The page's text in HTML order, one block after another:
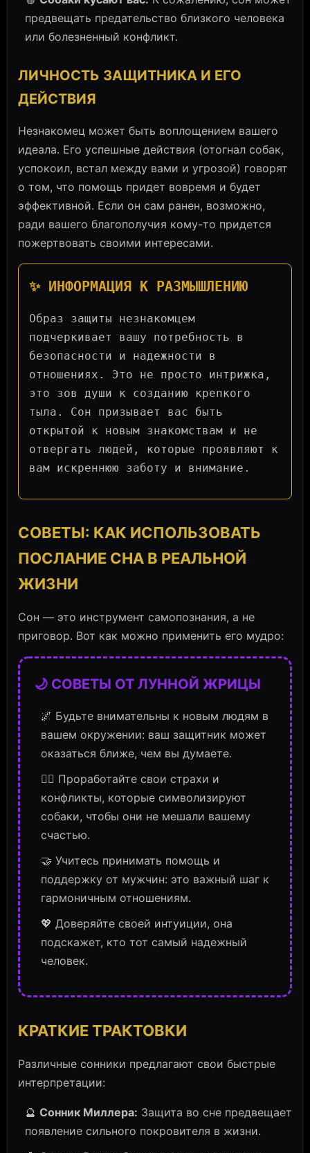
предвещать предательство близкого человека
или болезненный конфликт.
ЛИЧНОСТЬ ЗАЩИТНИКА И ЕГО
ДЕЙСТВИЯ
Незнакомец может быть воплощением вашего
идеала. Его успешные действия (отогнал собак,
успокоил, встал между вами и угрозой) говорят
о том, что помощь придет вовремя и будет
эффективной. Если он сам ранен, возможно,
ради вашего благополучия кому-то придется
пожертвовать своими интересами.
✨ ИНФОРМАЦИЯ К РАЗМЫШЛЕНИЮ
Образ защиты незнакомцем
подчеркивает вашу потребность в
безопасности и надежности в
отношениях. Это не просто интрижка,
это зов души к созданию крепкого
тыла. Сон призывает вас быть
открытой к новым знакомствам и не
отвергать людей, которые проявляют к
вам искреннюю заботу и внимание.
СОВЕТЫ: КАК ИСПОЛЬЗОВАТЬ
ПОСЛАНИЕ СНА В РЕАЛЬНОЙ
ЖИЗНИ
Сон — это инструмент самопознания, а не
приговор. Вот как можно применить его мудро:
🌙 СОВЕТЫ ОТ ЛУННОЙ ЖРИЦЫ
🌌 Будьте внимательны к новым людям в
вашем окружении: ваш защитник может
оказаться ближе, чем вы думаете.
🧘‍♀️ Проработайте свои страхи и
конфликты, которые символизируют
собаки, чтобы они не мешали вашему
счастью.
🤝 Учитесь принимать помощь и
поддержку от мужчин: это важный шаг к
гармоничным отношениям.
💖 Доверяйте своей интуиции, она
подскажет, кто тот самый надежный
человек.
КРАТКИЕ ТРАКТОВКИ
Различные сонники предлагают свои быстрые
интерпретации:
🔮 Сонник Миллера: Защита во сне предвещает
появление сильного покровителя в жизни.